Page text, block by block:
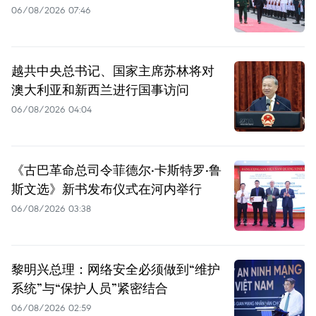
06/08/2026 07:46
越共中央总书记、国家主席苏林将对
澳大利亚和新西兰进行国事访问
06/08/2026 04:04
《古巴革命总司令菲德尔·卡斯特罗·鲁
斯文选》新书发布仪式在河内举行
06/08/2026 03:38
黎明兴总理：网络安全必须做到“维护
系统”与“保护人员”紧密结合
06/08/2026 02:59